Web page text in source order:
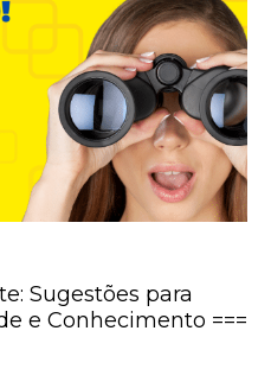
Sugestões para
e Conhecimento ===